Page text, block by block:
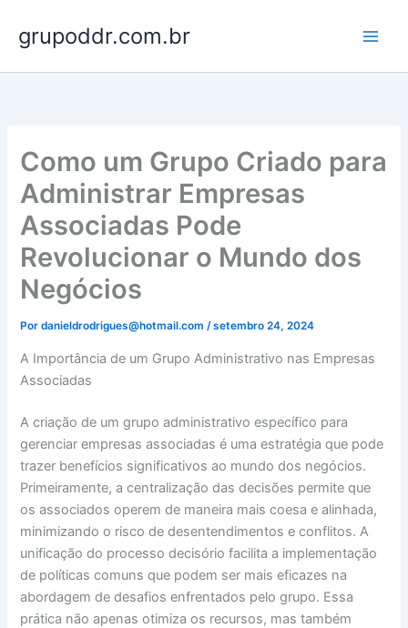
para
conteúdo
grupoddr.com.br
Como um Grupo Criado para
Administrar Empresas
Associadas Pode
Revolucionar o Mundo dos
Negócios
Pordanieldrodrigues@hotmail.com/setembro 24, 2024
A Importância de um Grupo Administrativo nas Empresas
Associadas
A criação de um grupo administrativo específico para
gerenciar empresas associadas é uma estratégia que pode
trazer benefícios significativos ao mundo dos negócios.
Primeiramente, a centralização das decisões permite que
os associados operem de maneira mais coesa e alinhada,
minimizando o risco de desentendimentos e conflitos. A
unificação do processo decisório facilita a implementação
de políticas comuns que podem ser mais eficazes na
abordagem de desafios enfrentados pelo grupo. Essa
prática não apenas otimiza os recursos, mas também